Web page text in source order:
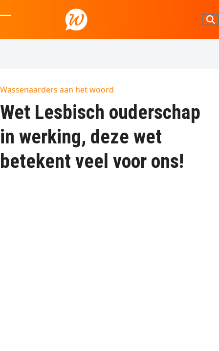
to
mobile
mobile
Wassenaarders aan het woord
Wet Lesbisch ouderschap
in werking, deze wet
betekent veel voor ons!